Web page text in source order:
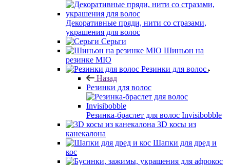
Декоративные пряди, нити со стразами,
украшения для волос
Серьги
Шиньон на
резинке MIO
Резинки для волос
Назад
Резинки для волос
Резинка-браслет для волос Invisibobble
3D косы из
канекалона
Шапки для дред и
кос